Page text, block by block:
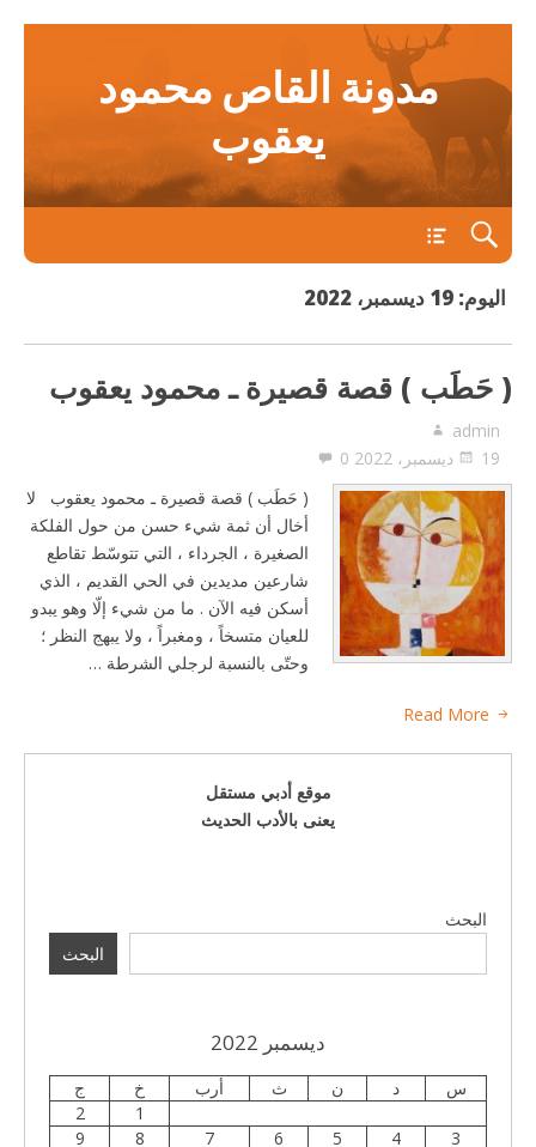
مدونة القاص محمود
يعقوب
main
اليوم: 19 ديسمبر، 2022
( حَطَب ) قصة قصيرة ـ محمود يعقوب
admin
19 ديسمبر، 2022
0
( حَطَب ) قصة قصيرة ـ محمود يعقوب لا
أخال أن ثمة شيء حسن من حول الفلكة
الصغيرة ، الجرداء ، التي تتوسّط تقاطع
شارعين مديدين في الحي القديم ، الذي
أسكن فيه الآن . ما من شيء إلّا وهو يبدو
للعيان متسخاً ، ومغبراً ، ولا يبهج النظر ؛
وحتّى بالنسبة لرجلي الشرطة …
Read More
موقع أدبي مستقل
يعنى بالأدب الحديث
البحث
البحث
ديسمبر 2022
س د ن ث أرب خ
ج
1
2
3
4
5
6
7
8
9